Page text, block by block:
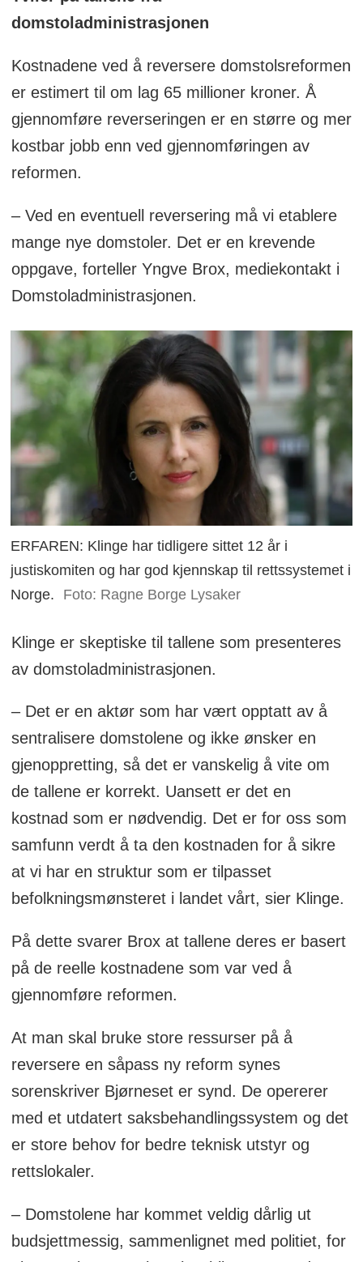
domstoladministrasjonen
Kostnadene ved å reversere domstolsreformen
er estimert til om lag 65 millioner kroner. Å
gjennomføre reverseringen er en større og mer
kostbar jobb enn ved gjennomføringen av
reformen.
– Ved en eventuell reversering må vi etablere
mange nye domstoler. Det er en krevende
oppgave, forteller Yngve Brox, mediekontakt i
Domstoladministrasjonen.
ERFAREN: Klinge har tidligere sittet 12 år i
justiskomiten og har god kjennskap til rettssystemet i
Norge.
Foto: Ragne Borge Lysaker
Klinge er skeptiske til tallene som presenteres
av domstoladministrasjonen.
– Det er en aktør som har vært opptatt av å
sentralisere domstolene og ikke ønsker en
gjenoppretting, så det er vanskelig å vite om
de tallene er korrekt. Uansett er det en
kostnad som er nødvendig. Det er for oss som
samfunn verdt å ta den kostnaden for å sikre
at vi har en struktur som er tilpasset
befolkningsmønsteret i landet vårt, sier Klinge.
På dette svarer Brox at tallene deres er basert
på de reelle kostnadene som var ved å
gjennomføre reformen.
At man skal bruke store ressurser på å
reversere en såpass ny reform synes
sorenskriver Bjørneset er synd. De opererer
med et utdatert saksbehandlingssystem og det
er store behov for bedre teknisk utstyr og
rettslokaler.
– Domstolene har kommet veldig dårlig ut
budsjettmessig, sammenlignet med politiet, for